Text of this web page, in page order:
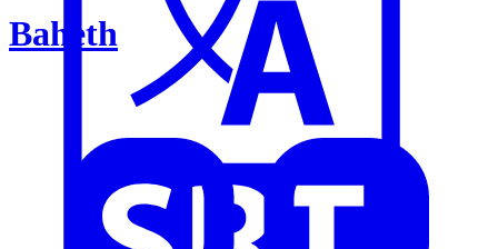
Baheth